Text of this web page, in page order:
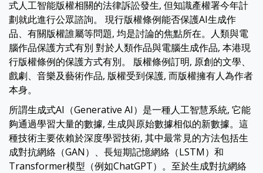
式人工智能版權相關的法律訴訟發生, 但知識產權署今年計
劃就此進行公眾諮詢。 現行版權條例能否保護AI生成作
品、有關版權誰屬等問題, 均是討論的焦點所在。人類與電
腦作品保護方式有別 對於人類作品與電腦生成作品, 本港現
行版權條例的保護方式有別。 版權條例訂明, 原創的文學、
戲劇、音樂及藝術作品, 版權受到保護, 而版權擁有人為作者
本身。
所謂生成式AI（Generative AI）是一種人工智慧系統, 它能
夠通過學習大量的數據, 生成與原始數據相似的新數據。這
種技術主要依賴於深度學習技術, 其中最常見的方法包括生
成對抗網絡（GAN）、長短期記憶網絡（LSTM）和
Transformer模型（例如ChatGPT）。至於生成對抗網絡